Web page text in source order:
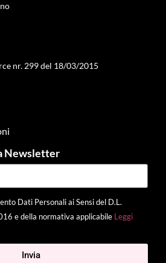
nr. 299 del 18/03/2015
Newsletter
Dati Personali ai Sensi del D.L.
e della normativa applicabile Leggi
Invia